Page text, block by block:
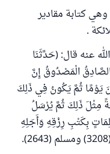
كتابة مقادير
.
عنه قال: (حَدَّثَنَا
الْمَصْدُوقُ إِنَّ
يَوْمًا ثُمَّ يَكُونُ فِي ذَلِكَ
مِثْلَ ذَلِكَ ثُمَّ يُرْسَلُ
بِكَتْبِ رِزْقِهِ وَأَجَلِهِ